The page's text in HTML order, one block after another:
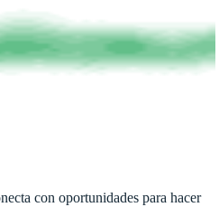
con oportunidades para hacer